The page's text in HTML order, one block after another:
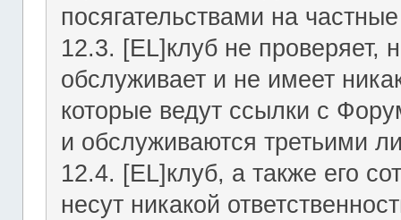
посягательствами на
12.3. [EL]клуб не проверяет,
обслуживает и не имеет
которые ведут ссылки с
и обслуживаются третьими
12.4. [EL]клуб, а также его
несут никакой